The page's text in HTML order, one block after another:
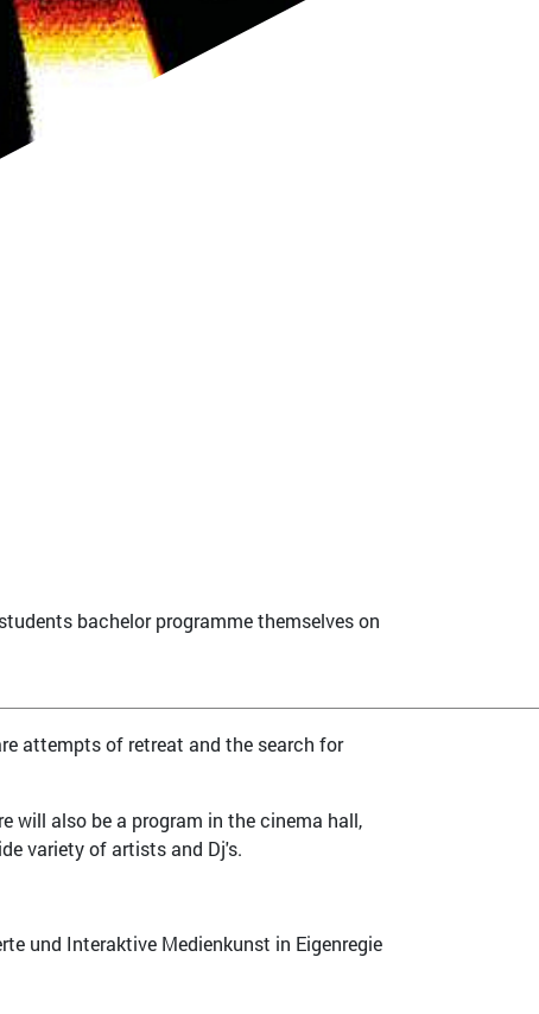
bachelor programme themselves on
attempts of retreat and the search for
will also be a program in the cinema hall,
variety of artists and Dj's.
und Interaktive Medienkunst in Eigenregie